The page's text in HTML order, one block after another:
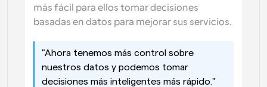
más fácil para ellos tomar decisiones
basadas en datos para mejorar sus servicios.
"Ahora tenemos más control sobre
nuestros datos y podemos tomar
decisiones más inteligentes más rápido."